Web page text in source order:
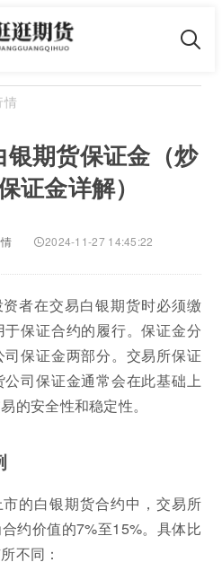
情
期货保证金（炒
证金详解）
2024-11-27 14:45:22
者在交易白银期货时必须缴
保证合约的履行。保证金分
保证金两部分。交易所保证
司保证金通常会在此基础上
的安全性和稳定性。
的白银期货合约中，交易所
约价值的7%至15%。具体比
不同：